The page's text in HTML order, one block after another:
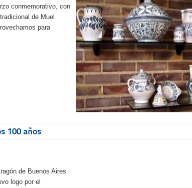
conmemorativo, con
de Muel
para
100 años
de Buenos Aires
logo por el